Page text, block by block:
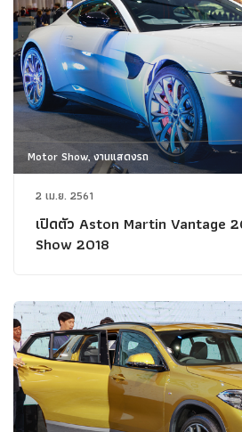
Motor Show, งานแสดงรถ
2 เม.ย. 2561
เปิดตัว Aston Martin Vantage
Show 2018